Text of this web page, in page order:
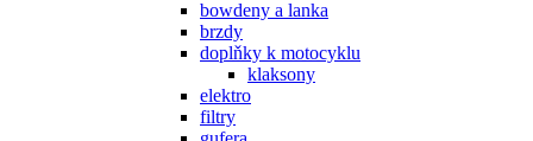
bowdeny a lanka
brzdy
doplňky k motocyklu
klaksony
elektro
filtry